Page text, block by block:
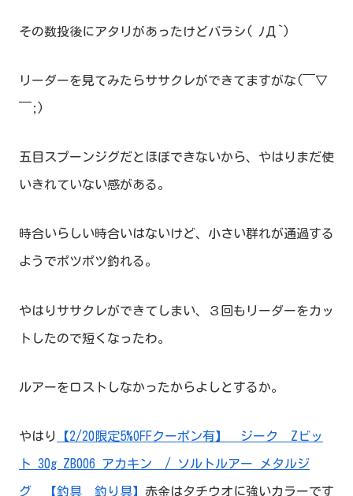
その数投後にアタリがあったけどバラシ( ﾉД`)
リーダーを見てみたらササクレができてますがな(￣▽
￣;)
五目スプーンジグだとほぼできないから、やはりまだ使
いきれていない感がある。
時合いらしい時合いはないけど、小さい群れが通過する
ようでポツポツ釣れる。
やはりササクレができてしまい、３回もリーダーをカッ
トしたので短くなったわ。
ルアーをロストしなかったからよしとするか。
やはり 【2/20限定5%OFFクーポン有】 ジーク Zビッ
ト 30g ZB006 アカキン / ソルトルアー メタルジ
グ 【釣具 釣り具】 赤金はタチウオに強いカラーです